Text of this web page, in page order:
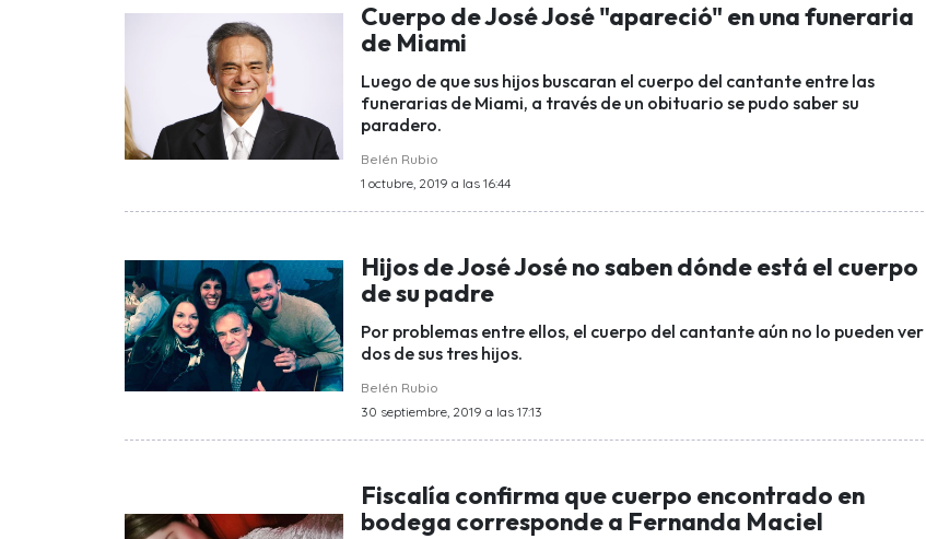
Cuerpo de José José "apareció" en una funeraria
de Miami
Luego de que sus hijos buscaran el cuerpo del cantante entre las
funerarias de Miami, a través de un obituario se pudo saber su
paradero.
Belén Rubio
1 octubre, 2019 a las 16:44
Hijos de José José no saben dónde está el cuerpo
de su padre
Por problemas entre ellos, el cuerpo del cantante aún no lo pueden ver
dos de sus tres hijos.
Belén Rubio
30 septiembre, 2019 a las 17:13
Fiscalía confirma que cuerpo encontrado en
bodega corresponde a Fernanda Maciel